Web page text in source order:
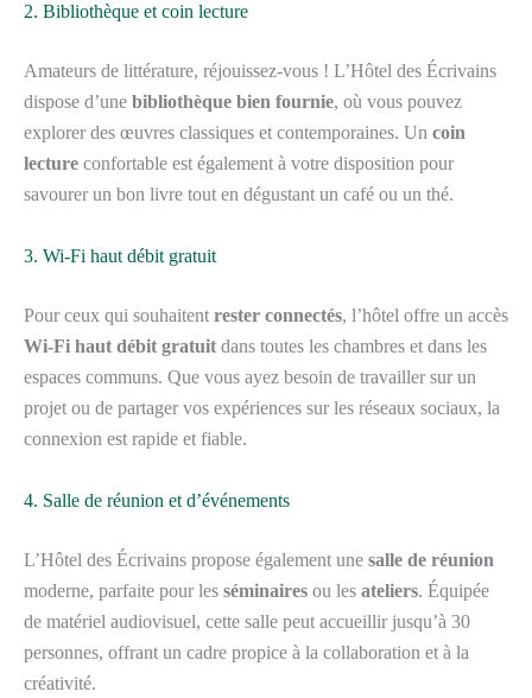
2. Bibliothèque et coin lecture
Amateurs de littérature, réjouissez-vous ! L’Hôtel des Écrivains
dispose d’une bibliothèque bien fournie, où vous pouvez
explorer des œuvres classiques et contemporaines. Un coin
lecture confortable est également à votre disposition pour
savourer un bon livre tout en dégustant un café ou un thé.
3. Wi-Fi haut débit gratuit
Pour ceux qui souhaitent rester connectés, l’hôtel offre un accès
Wi-Fi haut débit gratuit dans toutes les chambres et dans les
espaces communs. Que vous ayez besoin de travailler sur un
projet ou de partager vos expériences sur les réseaux sociaux, la
connexion est rapide et fiable.
4. Salle de réunion et d’événements
L’Hôtel des Écrivains propose également une salle de réunion
moderne, parfaite pour les séminaires ou les ateliers. Équipée
de matériel audiovisuel, cette salle peut accueillir jusqu’à 30
personnes, offrant un cadre propice à la collaboration et à la
créativité.